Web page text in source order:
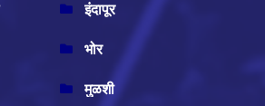
इंदापूर
भोर
मुळशी